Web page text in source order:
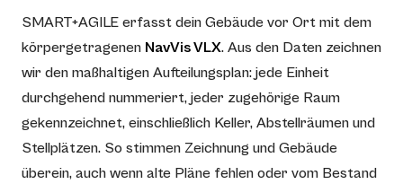
SMART+AGILE erfasst dein Gebäude vor Ort mit dem
körpergetragenen NavVis VLX. Aus den Daten zeichnen
wir den maßhaltigen Aufteilungsplan: jede Einheit
durchgehend nummeriert, jeder zugehörige Raum
gekennzeichnet, einschließlich Keller, Abstellräumen und
Stellplätzen. So stimmen Zeichnung und Gebäude
überein, auch wenn alte Pläne fehlen oder vom Bestand